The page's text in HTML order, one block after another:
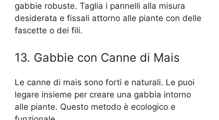
gabbie robuste. Taglia i pannelli alla misura
desiderata e fissali attorno alle piante con delle
fascette o dei fili.
13. Gabbie con Canne di Mais
Le canne di mais sono forti e naturali. Le puoi
legare insieme per creare una gabbia intorno
alle piante. Questo metodo è ecologico e